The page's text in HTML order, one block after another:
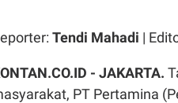
Tendi Mahadi |
- JAKARTA.
PT Pertamina